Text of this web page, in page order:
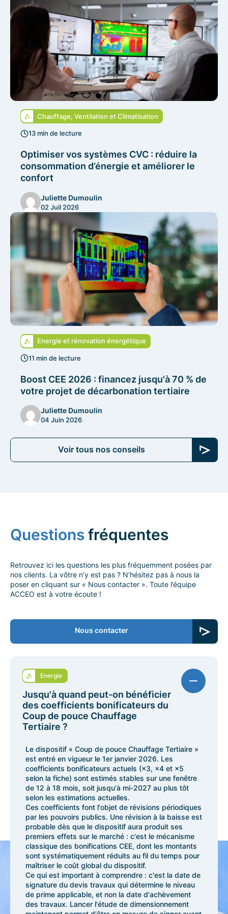
Chauffage, Ventilation et Climatisation
13 min de lecture
Optimiser vos systèmes CVC : réduire la
consommation d’énergie et améliorer le
confort
Juliette Dumoulin
02 Juil 2026
Energie et rénovation énergétique
11 min de lecture
Boost CEE 2026 : financez jusqu'à 70 % de
votre projet de décarbonation tertiaire
Juliette Dumoulin
04 Juin 2026
Voir tous nos conseils
Questionsfréquentes
Retrouvez ici les questions les plus fréquemment posées par
nos clients. La vôtre n’y est pas ? N’hésitez pas à nous la
poser en cliquant sur « Nous contacter ». Toute l’équipe
ACCEO est à votre écoute !
Nous contacter
Energie
Jusqu'à quand peut-on bénéficier
des coefficients bonificateurs du
Coup de pouce Chauffage
Tertiaire ?
Le dispositif « Coup de pouce Chauffage Tertiaire »
est entré en vigueur le 1er janvier 2026. Les
coefficients bonificateurs actuels (×3, ×4 et ×5
selon la fiche) sont estimés stables sur une fenêtre
de 12 à 18 mois, soit jusqu'à mi-2027 au plus tôt
selon les estimations actuelles.
Ces coefficients font l'objet de révisions périodiques
par les pouvoirs publics. Une révision à la baisse est
probable dès que le dispositif aura produit ses
premiers effets sur le marché : c'est le mécanisme
classique des bonifications CEE, dont les montants
sont systématiquement réduits au fil du temps pour
maîtriser le coût global du dispositif.
Ce qui est important à comprendre : c'est la date de
signature du devis travaux qui détermine le niveau
de prime applicable, et non la date d'achèvement
des travaux. Lancer l'étude de dimensionnement